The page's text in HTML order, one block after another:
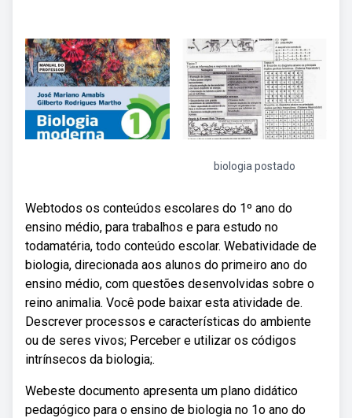
biologia postado
Webtodos os conteúdos escolares do 1º ano do
ensino médio, para trabalhos e para estudo no
todamatéria, todo conteúdo escolar. Webatividade de
biologia, direcionada aos alunos do primeiro ano do
ensino médio, com questões desenvolvidas sobre o
reino animalia. Você pode baixar esta atividade de.
Descrever processos e características do ambiente
ou de seres vivos; Perceber e utilizar os códigos
intrínsecos da biologia;.
Webeste documento apresenta um plano didático
pedagógico para o ensino de biologia no 1o ano do